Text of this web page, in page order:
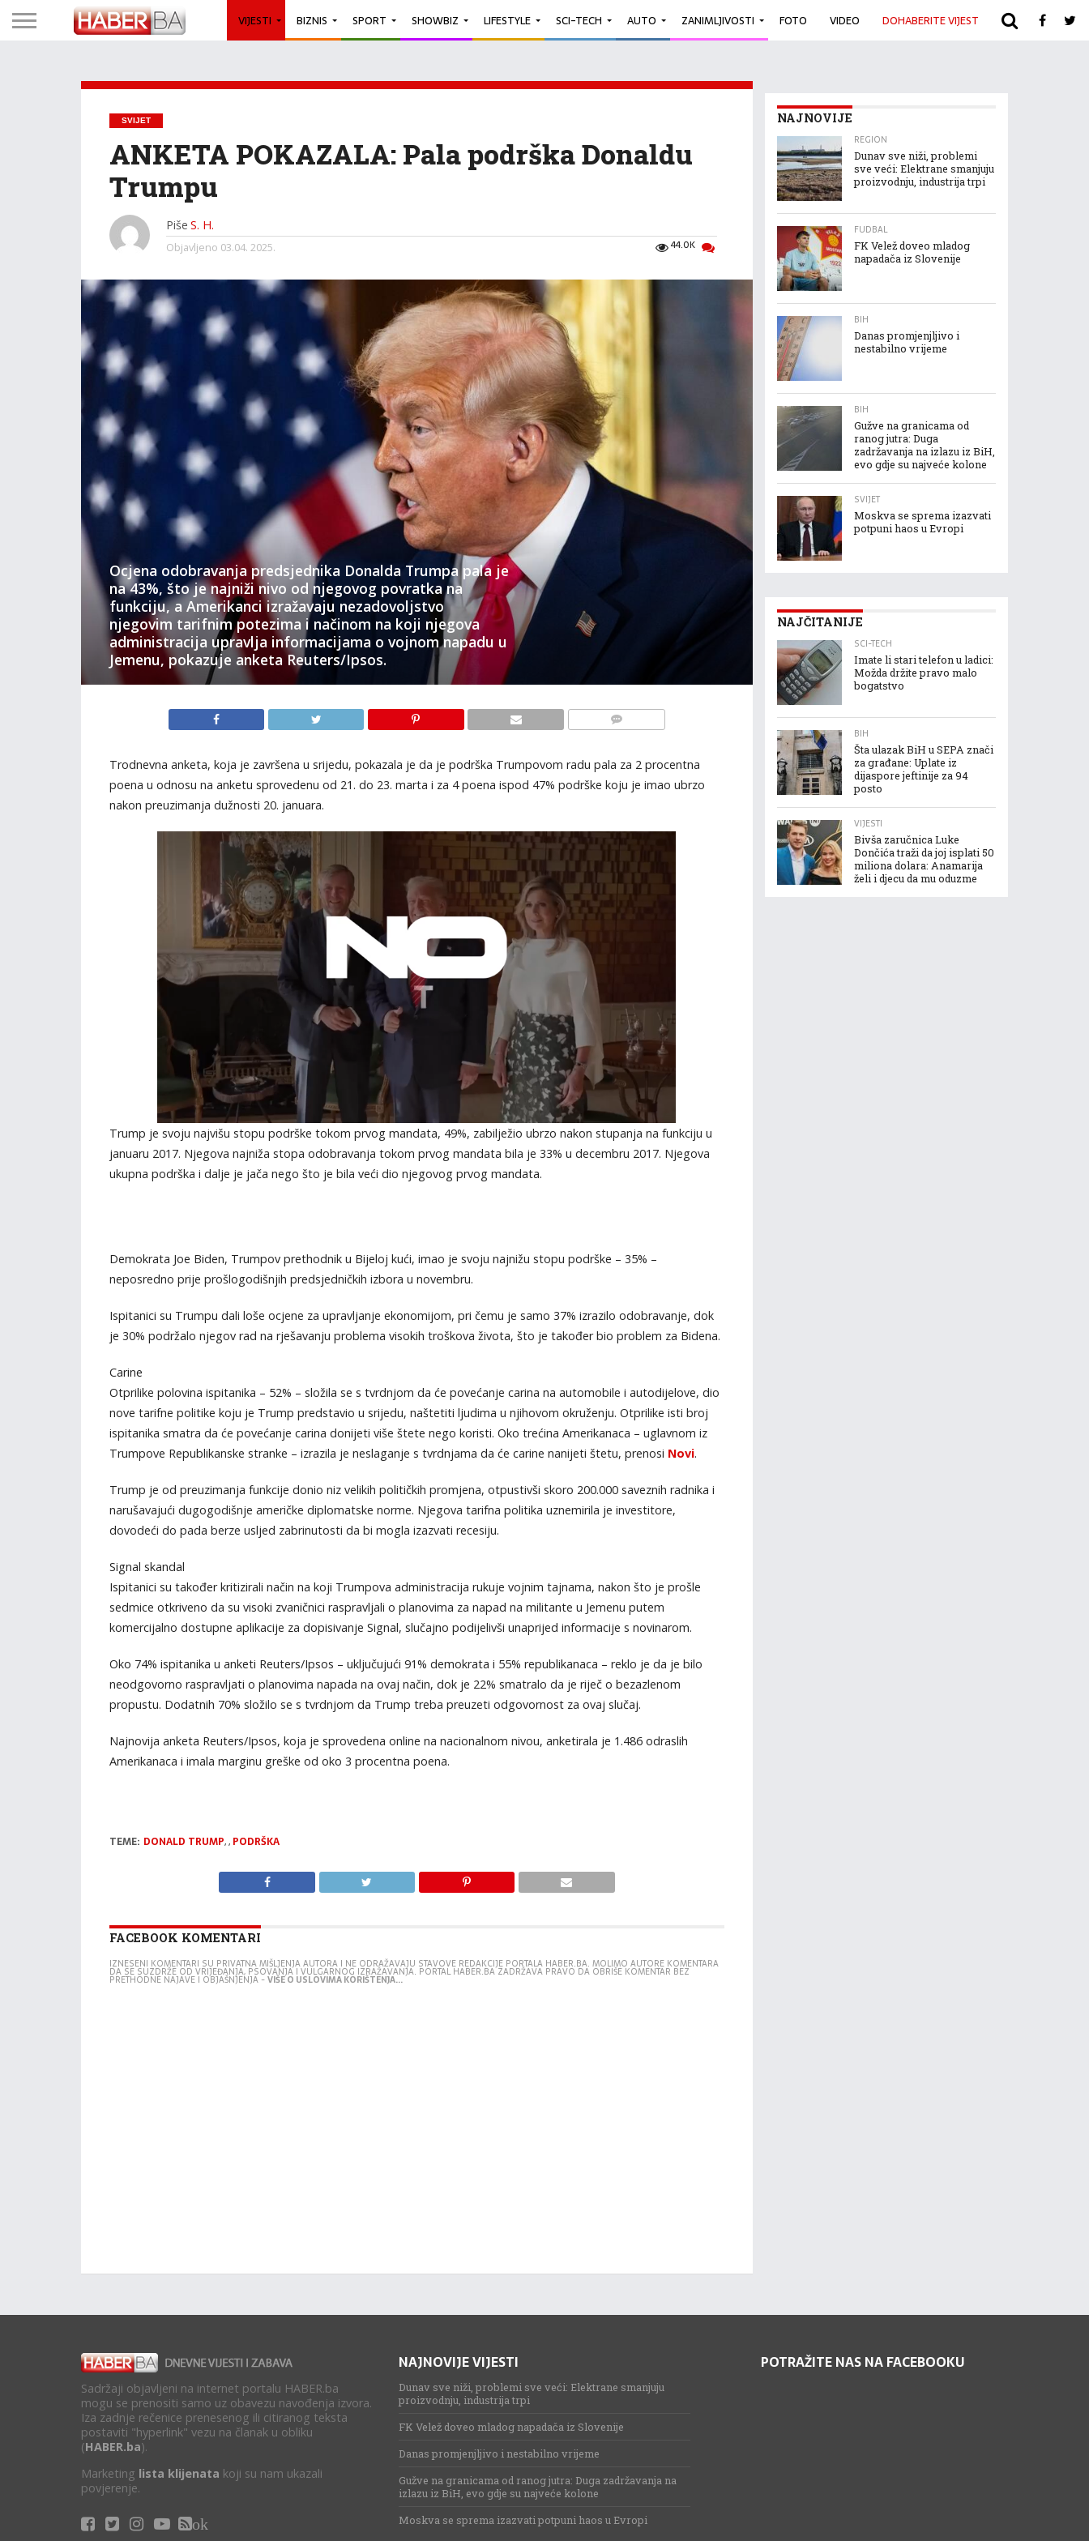
VIJESTI BIZNIS SPORT SHOWBIZ LIFESTYLE SCI-TECH AUTO ZANIMLJIVOSTI FOTO VIDEO DOHABERITE VIJEST ARHIVA
SVIJET
ANKETA POKAZALA: Pala podrška Donaldu
Trumpu
Piše S. H.
44.0K
Objavljeno 03.04. 2025.
Ocjena odobravanja predsjednika Donalda Trumpa pala je
na 43%, što je najniži nivo od njegovog povratka na
funkciju, a Amerikanci izražavaju nezadovoljstvo
njegovim tarifnim potezima i načinom na koji njegova
administracija upravlja informacijama o vojnom napadu u
Jemenu, pokazuje anketa Reuters/Ipsos.
Trodnevna anketa, koja je završena u srijedu, pokazala je da je podrška Trumpovom radu pala za 2 procentna
poena u odnosu na anketu sprovedenu od 21. do 23. marta i za 4 poena ispod 47% podrške koju je imao ubrzo
nakon preuzimanja dužnosti 20. januara.
Trump je svoju najvišu stopu podrške tokom prvog mandata, 49%, zabilježio ubrzo nakon stupanja na funkciju u
januaru 2017. Njegova najniža stopa odobravanja tokom prvog mandata bila je 33% u decembru 2017. Njegova
ukupna podrška i dalje je jača nego što je bila veći dio njegovog prvog mandata.
Demokrata Joe Biden, Trumpov prethodnik u Bijeloj kući, imao je svoju najnižu stopu podrške – 35% –
neposredno prije prošlogodišnjih predsjedničkih izbora u novembru.
Ispitanici su Trumpu dali loše ocjene za upravljanje ekonomijom, pri čemu je samo 37% izrazilo odobravanje, dok
je 30% podržalo njegov rad na rješavanju problema visokih troškova života, što je također bio problem za Bidena.
Carine
Otprilike polovina ispitanika – 52% – složila se s tvrdnjom da će povećanje carina na automobile i autodijelove, dio
nove tarifne politike koju je Trump predstavio u srijedu, naštetiti ljudima u njihovom okruženju. Otprilike isti broj
ispitanika smatra da će povećanje carina donijeti više štete nego koristi. Oko trećina Amerikanaca – uglavnom iz
Trumpove Republikanske stranke – izrazila je neslaganje s tvrdnjama da će carine nanijeti štetu, prenosi Novi.
Trump je od preuzimanja funkcije donio niz velikih političkih promjena, otpustivši skoro 200.000 saveznih radnika i
narušavajući dugogodišnje američke diplomatske norme. Njegova tarifna politika uznemirila je investitore,
dovodeći do pada berze usljed zabrinutosti da bi mogla izazvati recesiju.
Signal skandal
Ispitanici su također kritizirali način na koji Trumpova administracija rukuje vojnim tajnama, nakon što je prošle
sedmice otkriveno da su visoki zvaničnici raspravljali o planovima za napad na militante u Jemenu putem
komercijalno dostupne aplikacije za dopisivanje Signal, slučajno podijelivši unaprijed informacije s novinarom.
Oko 74% ispitanika u anketi Reuters/Ipsos – uključujući 91% demokrata i 55% republikanaca – reklo je da je bilo
neodgovorno raspravljati o planovima napada na ovaj način, dok je 22% smatralo da je riječ o bezazlenom
propustu. Dodatnih 70% složilo se s tvrdnjom da Trump treba preuzeti odgovornost za ovaj slučaj.
Najnovija anketa Reuters/Ipsos, koja je sprovedena online na nacionalnom nivou, anketirala je 1.486 odraslih
Amerikanaca i imala marginu greške od oko 3 procentna poena.
TEME: DONALD TRUMP,, PODRŠKA
FACEBOOK KOMENTARI
IZNESENI KOMENTARI SU PRIVATNA MIŠLJENJA AUTORA I NE ODRAŽAVAJU STAVOVE REDAKCIJE PORTALA HABER.BA. MOLIMO AUTORE KOMENTARA
DA SE SUZDRŽE OD VRIJEĐANJA, PSOVANJA I VULGARNOG IZRAŽAVANJA. PORTAL HABER.BA ZADRŽAVA PRAVO DA OBRIŠE KOMENTAR BEZ
PRETHODNE NAJAVE I OBJAŠNJENJA -VIŠE O USLOVIMA KORIŠTENJA...
NAJNOVIJE
REGION
Dunav sve niži, problemi
sve veći: Elektrane smanjuju
proizvodnju, industrija trpi
FUDBAL
FK Velež doveo mladog
napadača iz Slovenije
BIH
Danas promjenjljivo i
nestabilno vrijeme
BIH
Gužve na granicama od
ranog jutra: Duga
zadržavanja na izlazu iz BiH,
evo gdje su najveće kolone
SVIJET
Moskva se sprema izazvati
potpuni haos u Evropi
NAJČITANIJE
SCI-TECH
Imate li stari telefon u ladici:
Možda držite pravo malo
bogatstvo
BIH
Šta ulazak BiH u SEPA znači
za građane: Uplate iz
dijaspore jeftinije za 94
posto
VIJESTI
Bivša zaručnica Luke
Dončića traži da joj isplati 50
miliona dolara: Anamarija
želi i djecu da mu oduzme
Sadržaji objavljeni na internet portalu HABER.ba
mogu se prenositi samo uz obavezu navođenja izvora.
Iza zadnje rečenice prenesenog ili citiranog teksta
postaviti "hyperlink" vezu na članak u obliku
(HABER.ba).
Marketing lista klijenata koji su nam ukazali
povjerenje.
ok
NAJNOVIJE VIJESTI
Dunav sve niži, problemi sve veći: Elektrane smanjuju
proizvodnju, industrija trpi
FK Velež doveo mladog napadača iz Slovenije
Danas promjenjljivo i nestabilno vrijeme
Gužve na granicama od ranog jutra: Duga zadržavanja na
izlazu iz BiH, evo gdje su najveće kolone
Moskva se sprema izazvati potpuni haos u Evropi
POTRAŽITE NAS NA FACEBOOKU